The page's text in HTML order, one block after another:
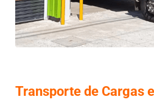
Transporte de Cargas